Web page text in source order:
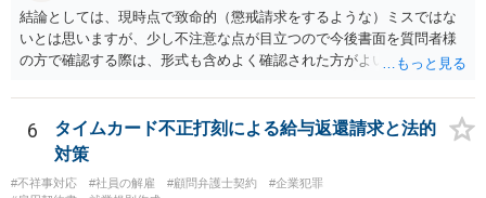
結論としては、現時点で致命的（懲戒請求をするような）ミスではな
いとは思いますが、少し不注意な点が目立つので今後書面を質問者様
の方で確認する際は、形式も含めよく確認された方がよいと思われま
正 →のぞましくはないですが、時たまあるものと存じます。 通常は、
弁護士が起案 Ⅰ依頼者に内容の確認 Ⅱ弁護士が誤字脱字等を確認 Ⅲ
念のため事務員が確認 Ⅳ提出 の流れになりますので、どこかの段階で
気が付くことが多いです。仮処分等緊急性が高い案件では提出時に裁
判所窓口で修正して受理してもらうということはありますので、その
6
タイムカード不正打刻による給与返還請求と法的
対策
#不祥事対応 #社員の解雇 #顧問弁護士契約
#企業犯罪